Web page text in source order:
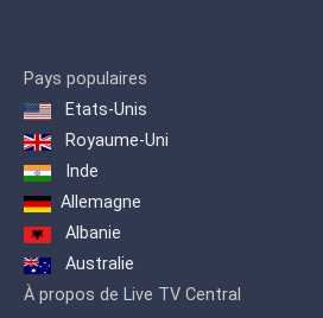
Pays populaires
Etats-Unis
Royaume-Uni
Inde
Allemagne
Albanie
Australie
À propos de Live TV Central